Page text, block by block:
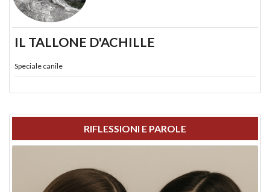
IL TALLONE D'ACHILLE
Speciale canile
RIFLESSIONI E PAROLE